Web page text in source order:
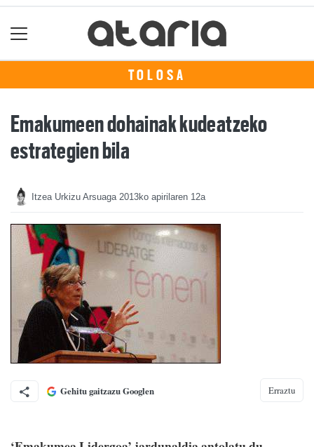
TOLOSA
Emakumeen dohainak kudeatzeko
estrategien bila
Itzea Urkizu Arsuaga 2013ko apirilaren 12a
Gehitu gaitzazu Googlen Erraztu